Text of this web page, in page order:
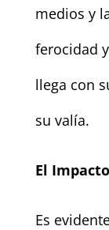
medios y
ferocidad
llega con
su valía.
El
Es